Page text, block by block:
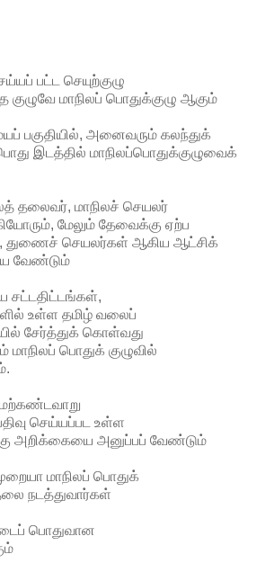
பட்ட செயுற்குழு
குழுவே மாநிலப் பொதுக்குழு ஆகும்
பகுதியில், அனைவரும் கலந்துக்
இடத்தில் மாநிலப்பொதுக்குழுவைக்
தலைவர், மாநிலச் செயலர்
மேலும் தேவைக்கு ஏற்ப
செயலர்கள் ஆகிய ஆட்சிக்
வேண்டும்
சட்டதிட்டங்கள்,
உள்ள தமிழ் வலைப்
சேர்த்துக் கொள்வது
பொதுக் குழுவில்
செய்யப்பட உள்ள
அறிக்கையை அனுப்பப் வேண்டும்
மாநிலப் பொதுக்
நடத்துவார்கள்
பொதுவான